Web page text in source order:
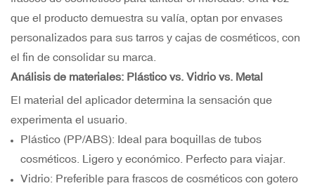
que el producto demuestra su valía, optan por envases
personalizados para sus tarros y cajas de cosméticos, con
el fin de consolidar su marca.
Análisis de materiales: Plástico vs. Vidrio vs. Metal
El material del aplicador determina la sensación que
experimenta el usuario.
Plástico (PP/ABS): Ideal para boquillas de tubos
cosméticos. Ligero y económico. Perfecto para viajar.
Vidrio: Preferible para frascos de cosméticos con gotero